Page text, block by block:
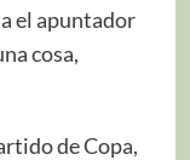
el apuntador
cosa,
de Copa,